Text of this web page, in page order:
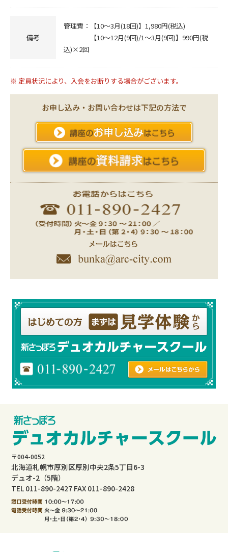
備考
管理費：【10～3月(18回)】1,980円(税込)
【10～12月(9回)/1～3月(9回)】990円(税
込)×2回
※ 定員状況により、入会をお断りする場合がございます。
お申し込み・お問い合わせは下記の方法で
〒004-0052
北海道札幌市厚別区厚別中央2条5丁目6-3
デュオ-2（5階）
TEL 011-890-2427 FAX 011-890-2428